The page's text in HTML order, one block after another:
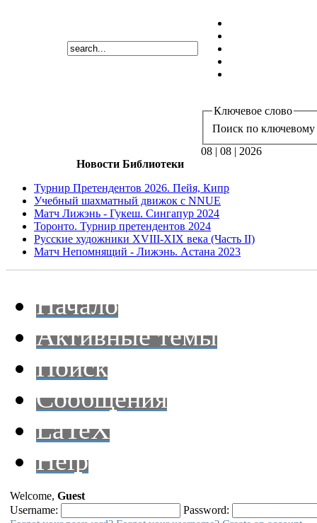
Ключевое слово
Поиск по ключевому
08 | 08 | 2026
Новости Библиотеки
Турнир Претендентов 2026. Пейя, Кипр
Учебный шахматный движок с NNUE
Матч Лижэнь - Гукеш. Сингапур 2024
Торонто. Турнир претендентов 2024
Русские художники XVIII-XIX века (Часть II)
Матч Непомнящий - Лижэнь. Астана 2023
Начало
Активные темы
Поиск
Сообщения
LaTeX
Help
Welcome, Guest
Username:
Password: